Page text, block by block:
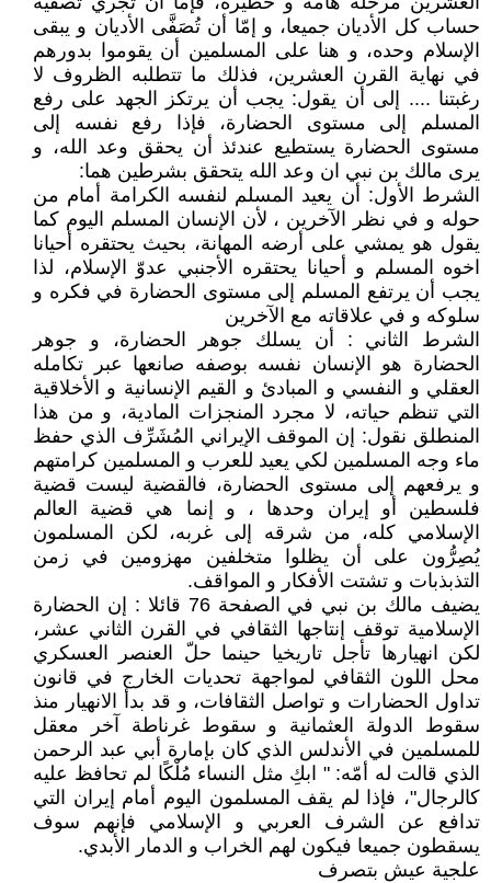
حساب كل الأديان جميعا، و إمّا أن تُصَفَّى الأديان و يبقى
الإسلام وحده، و هنا على المسلمين أن يقوموا بدورهم
في نهاية القرن العشرين، فذلك ما تتطلبه الظروف لا
رغبتنا .... إلى أن يقول: يجب أن يرتكز الجهد على رفع
المسلم إلى مستوى الحضارة، فإذا رفع نفسه إلى
مستوى الحضارة يستطيع عندئذ أن يحقق وعد الله، و
يرى مالك بن نبي ان وعد الله يتحقق بشرطين هما:
الشرط الأول: أن يعيد المسلم لنفسه الكرامة أمام من
حوله و في نظر الآخرين ، لأن الإنسان المسلم اليوم كما
يقول هو يمشي على أرضه المهانة، بحيث يحتقره أحيانا
اخوه المسلم و أحيانا يحتقره الأجنبي عدوّ الإسلام، لذا
يجب أن يرتفع المسلم إلى مستوى الحضارة في فكره و
سلوكه و في علاقاته مع الآخرين
الشرط الثاني : أن يسلك جوهر الحضارة، و جوهر
الحضارة هو الإنسان نفسه بوصفه صانعها عبر تكامله
العقلي و النفسي و المبادئ و القيم الإنسانية و الأخلاقية
التي تنظم حياته، لا مجرد المنجزات المادية، و من هذا
المنطلق نقول: إن الموقف الإيراني المُشَرِّف الذي حفظ
ماء وجه المسلمين لكي يعيد للعرب و المسلمين كرامتهم
و يرفعهم إلى مستوى الحضارة، فالقضية ليست قضية
فلسطين أو إيران وحدها ، و إنما هي قضية العالم
الإسلامي كله، من شرقه إلى غربه، لكن المسلمون
يُصِرُّون على أن يظلوا متخلفين مهزومين في زمن
التذبذبات و تشتت الأفكار و المواقف.
يضيف مالك بن نبي في الصفحة 76 قائلا : إن الحضارة
الإسلامية توقف إنتاجها الثقافي في القرن الثاني عشر،
لكن انهيارها تأجل تاريخيا حينما حلّ العنصر العسكري
محل اللون الثقافي لمواجهة تحديات الخارج في قانون
تداول الحضارات و تواصل الثقافات، و قد بدأ الانهيار منذ
سقوط الدولة العثمانية و سقوط غرناطة آخر معقل
للمسلمين في الأندلس الذي كان بإمارة أبي عبد الرحمن
الذي قالت له أمّه: " ابكِ مثل النساء مُلْكًا لم تحافظ عليه
كالرجال"، فإذا لم يقف المسلمون اليوم أمام إيران التي
تدافع عن الشرف العربي و الإسلامي فإنهم سوف
يسقطون جميعا فيكون لهم الخراب و الدمار الأبدي.
علجية عيش بتصرف